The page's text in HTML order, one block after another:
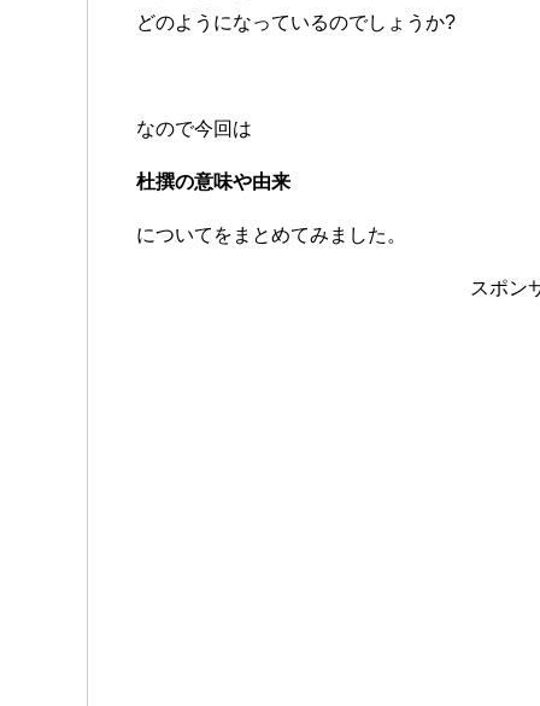
どのようになっているのでしょうか?
なので今回は
杜撰の意味や由来
についてをまとめてみました。
スポン